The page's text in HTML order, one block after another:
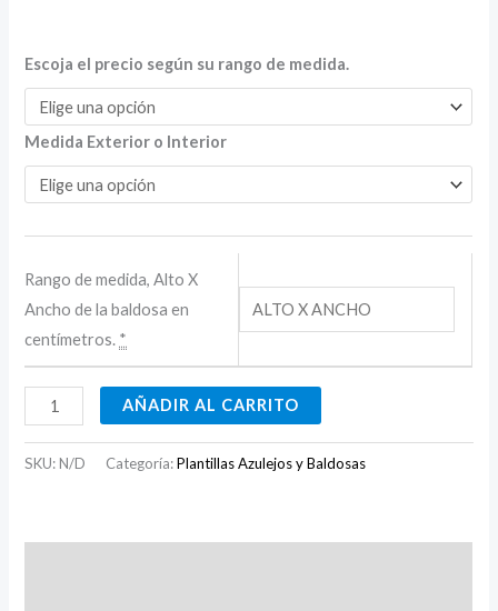
Escoja el precio según su rango de medida.
Medida Exterior o Interior
Rango de medida, Alto X
Ancho de la baldosa en
centímetros. *
AÑADIR AL CARRITO
SKU:N/D Categoría:Plantillas Azulejos y Baldosas